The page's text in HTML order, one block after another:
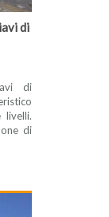
di
di
livelli.
di